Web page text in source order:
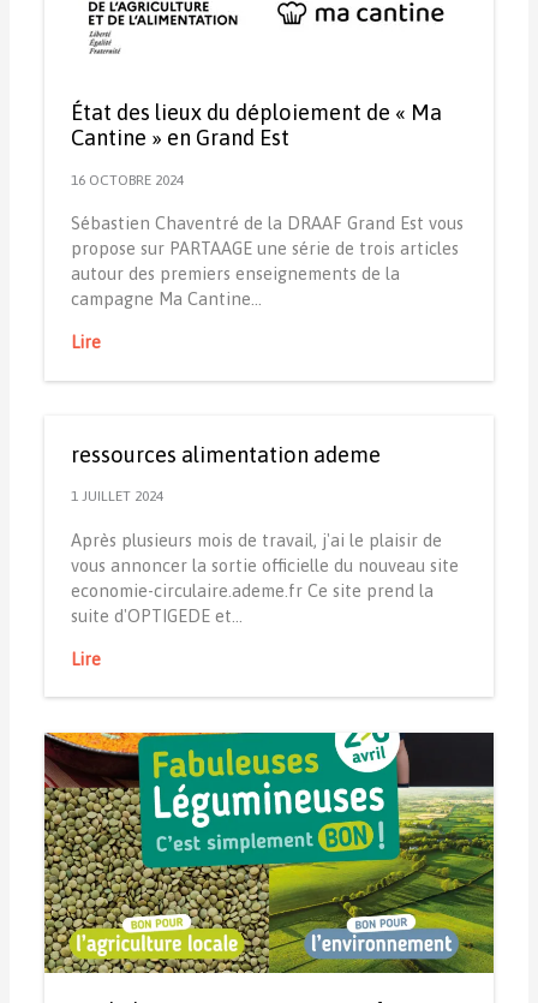
État des lieux du déploiement de « Ma
Cantine » en Grand Est
16 OCTOBRE 2024
Sébastien Chaventré de la DRAAF Grand Est vous
propose sur PARTAAGE une série de trois articles
autour des premiers enseignements de la
campagne Ma Cantine…
Lire
ressources alimentation ademe
1 JUILLET 2024
Après plusieurs mois de travail, j'ai le plaisir de
vous annoncer la sortie officielle du nouveau site
economie-circulaire.ademe.fr Ce site prend la
suite d'OPTIGEDE et…
Lire